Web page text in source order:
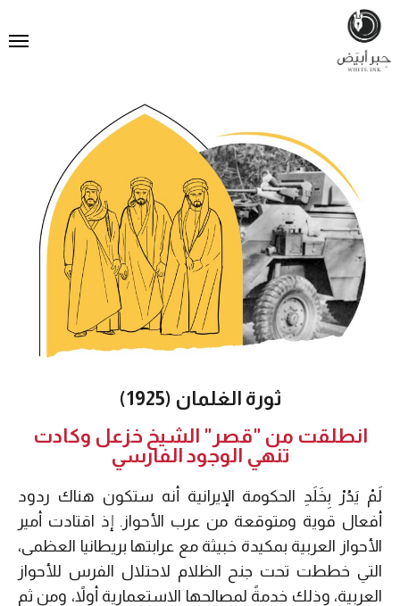
ثورة الغلمان (1925)
انطلقت من "قصر" الشيخ خزعل وكادت
تنهي الوجود الفارسي
لَمْ يَدُرْ بِخَلَدِ الحكومة الإيرانية أنه ستكون هناك ردود
أفعال قوية ومتوقعة من عرب الأحواز. إذ اقتادت أمير
الأحواز العربية بمكيدة خبيثة مع عرابتها بريطانيا العظمى،
التي خططت تحت جنح الظلام لاحتلال الفرس للأحواز
العربية، وذلك خدمةً لمصالحها الاستعمارية أولاً، ومن ثم